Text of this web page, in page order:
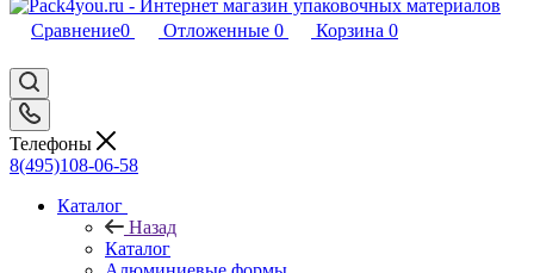
Сравнение0 Отложенные 0 Корзина 0
Телефоны
8(495)108-06-58
Каталог
Назад
Каталог